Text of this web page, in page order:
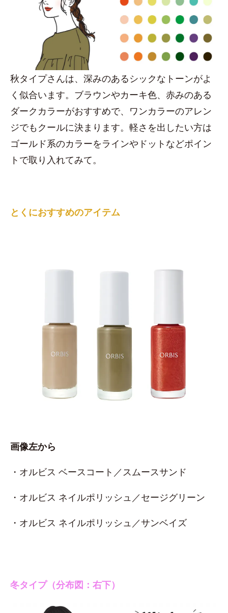
秋タイプさんは、深みのあるシックなトーンがよ
く似合います。ブラウンやカーキ色、赤みのある
ダークカラーがおすすめで、ワンカラーのアレン
ジでもクールに決まります。軽さを出したい方は
ゴールド系のカラーをラインやドットなどポイン
トで取り入れてみて。
とくにおすすめのアイテム
画像左から
・オルビス ベースコート／スムースサンド
・オルビス ネイルポリッシュ／セージグリーン
・オルビス ネイルポリッシュ／サンベイズ
冬タイプ（分布図：右下）